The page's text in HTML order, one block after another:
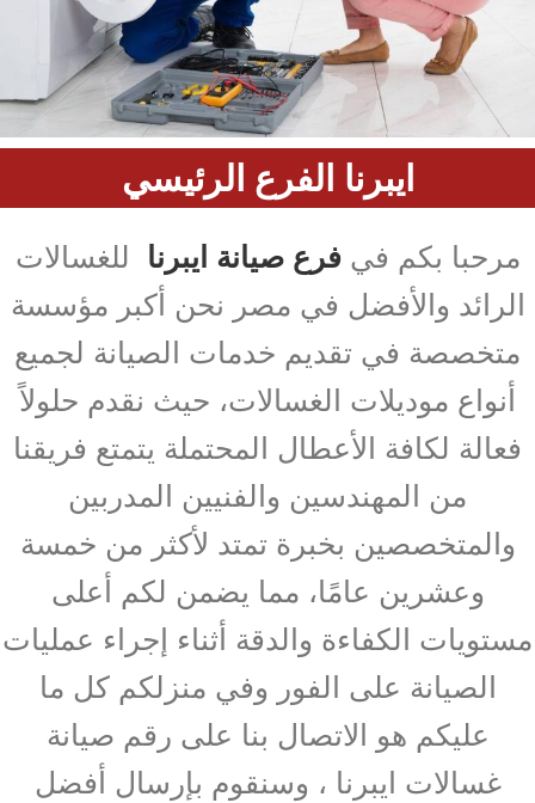
ايبرنا الفرع الرئيسي
مرحبا بكم فيفرع صيانة ايبرنا للغسالات
الرائد والأفضل في مصر نحن أكبر مؤسسة
متخصصة في تقديم خدمات الصيانة لجميع
أنواع موديلات الغسالات، حيث نقدم حلولاً
فعالة لكافة الأعطال المحتملة يتمتع فريقنا
من المهندسين والفنيين المدربين
والمتخصصين بخبرة تمتد لأكثر من خمسة
وعشرين عامًا، مما يضمن لكم أعلى
مستويات الكفاءة والدقة أثناء إجراء عمليات
الصيانة على الفور وفي منزلكم كل ما
عليكم هو الاتصال بنا على رقم صيانة
غسالات ايبرنا ، وسنقوم بإرسال أفضل